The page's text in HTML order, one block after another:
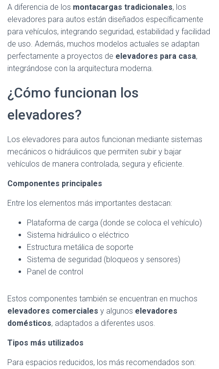
A diferencia de los montacargas tradicionales, los
elevadores para autos están diseñados específicamente
para vehículos, integrando seguridad, estabilidad y facilidad
de uso. Además, muchos modelos actuales se adaptan
perfectamente a proyectos de elevadores para casa,
integrándose con la arquitectura moderna.
¿Cómo funcionan los
elevadores?
Los elevadores para autos funcionan mediante sistemas
mecánicos o hidráulicos que permiten subir y bajar
vehículos de manera controlada, segura y eficiente.
Componentes principales
Entre los elementos más importantes destacan:
Plataforma de carga (donde se coloca el vehículo)
Sistema hidráulico o eléctrico
Estructura metálica de soporte
Sistema de seguridad (bloqueos y sensores)
Panel de control
Estos componentes también se encuentran en muchos
elevadores comerciales y algunos elevadores
domésticos, adaptados a diferentes usos.
Tipos más utilizados
Para espacios reducidos, los más recomendados son: